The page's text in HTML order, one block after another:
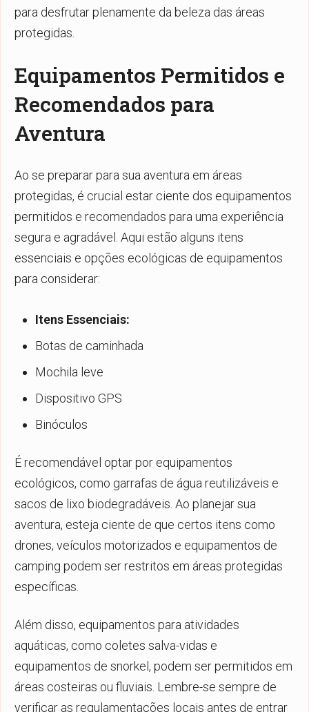
para desfrutar plenamente da beleza das áreas
protegidas.
Equipamentos Permitidos e
Recomendados para
Aventura
Ao se preparar para sua aventura em áreas
protegidas, é crucial estar ciente dos equipamentos
permitidos e recomendados para uma experiência
segura e agradável. Aqui estão alguns itens
essenciais e opções ecológicas de equipamentos
para considerar:
Itens Essenciais:
Botas de caminhada
Mochila leve
Dispositivo GPS
Binóculos
É recomendável optar por equipamentos
ecológicos, como garrafas de água reutilizáveis e
sacos de lixo biodegradáveis. Ao planejar sua
aventura, esteja ciente de que certos itens como
drones, veículos motorizados e equipamentos de
camping podem ser restritos em áreas protegidas
específicas.
Além disso, equipamentos para atividades
aquáticas, como coletes salva-vidas e
equipamentos de snorkel, podem ser permitidos em
áreas costeiras ou fluviais. Lembre-se sempre de
verificar as regulamentações locais antes de entrar